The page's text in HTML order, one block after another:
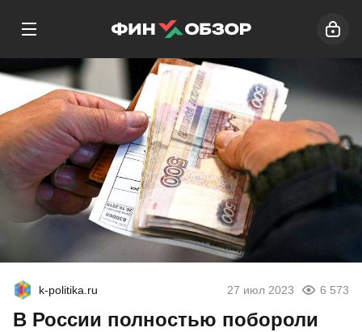
k-politika.ru 27 июл 2023 6 573
В России полностью побороли